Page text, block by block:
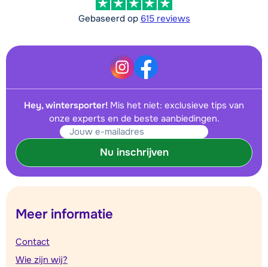
Gebaseerd op 615 reviews
Hey, wintersporter! Mis het niet: exclusieve tips van
onze experts en de beste aanbiedingen.
Nu inschrijven
Meer informatie
Contact
Wie zijn wij?